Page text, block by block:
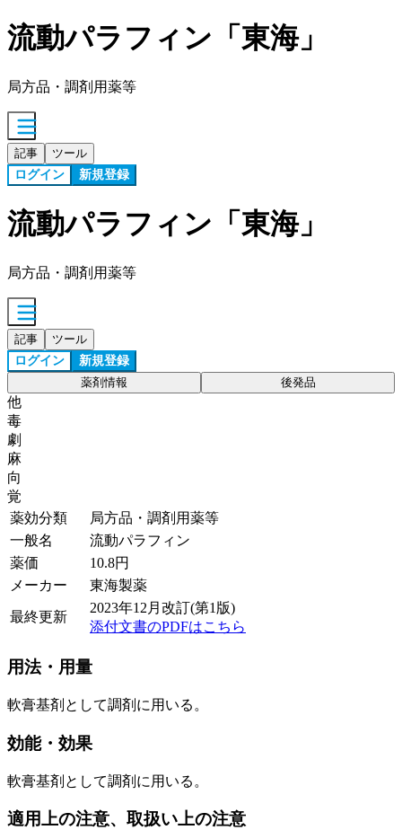
流動パラフィン「東海」
局方品・調剤用薬等
記事 ツール
ログイン 新規登録
流動パラフィン「東海」
局方品・調剤用薬等
記事 ツール
ログイン 新規登録
薬剤情報 後発品
他
毒
劇
麻
向
覚
薬効分類
局方品・調剤用薬等
一般名
流動パラフィン
薬価
10.8円
メーカー
東海製薬
最終更新
2023年12月改訂(第1版)
添付文書のPDFはこちら
用法・用量
軟膏基剤として調剤に用いる。
効能・効果
軟膏基剤として調剤に用いる。
適用上の注意、取扱い上の注意